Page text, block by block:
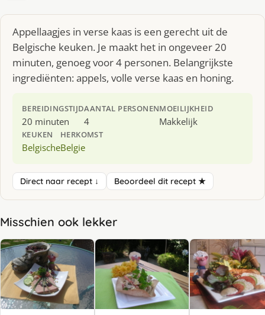
Appellaagjes in verse kaas is een gerecht uit de
Belgische keuken. Je maakt het in ongeveer 20
minuten, genoeg voor 4 personen. Belangrijkste
ingrediënten: appels, volle verse kaas en honing.
BEREIDINGSTIJD
20 minuten
AANTAL PERSONEN
4
MOEILIJKHEID
Makkelijk
KEUKEN
Belgische
HERKOMST
Belgie
Direct naar recept ↓ Beoordeel dit recept ★
Misschien ook lekker